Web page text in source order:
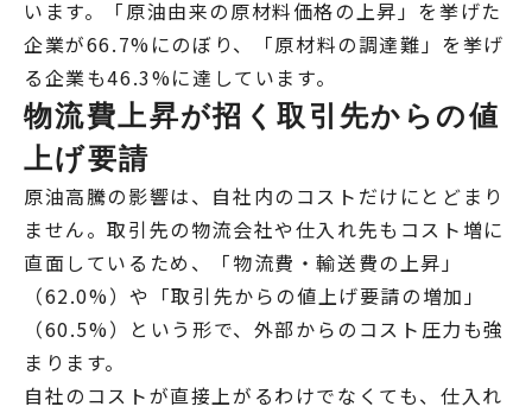
います。「原油由来の原材料価格の上昇」を挙げた
企業が66.7%にのぼり、「原材料の調達難」を挙げ
る企業も46.3%に達しています。
物流費上昇が招く取引先からの値
上げ要請
原油高騰の影響は、自社内のコストだけにとどまり
ません。取引先の物流会社や仕入れ先もコスト増に
直面しているため、「物流費・輸送費の上昇」
（62.0%）や「取引先からの値上げ要請の増加」
（60.5%）という形で、外部からのコスト圧力も強
まります。
自社のコストが直接上がるわけでなくても、仕入れ